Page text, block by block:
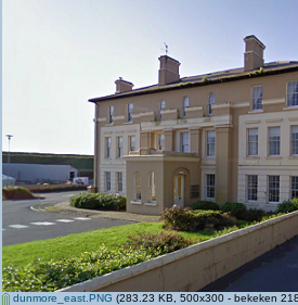
dunmore_east.PNG (283.23 KB, 500x300 - bekeken